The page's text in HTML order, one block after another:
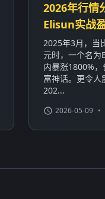
2026年行情
Elisun实战
2025年3月，当
元时，一个名
内暴涨1800%
富神话。更令人
202...
2026-05-09 •